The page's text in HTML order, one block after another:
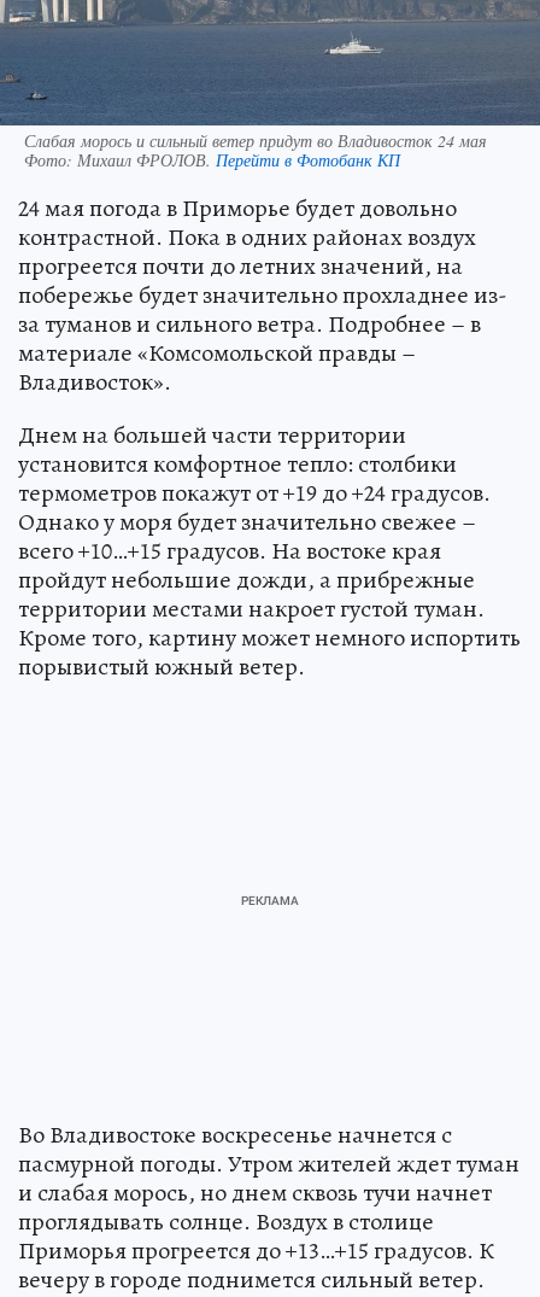
Слабая морось и сильный ветер придут во Владивосток 24 мая
Фото: Михаил ФРОЛОВ. Перейти в Фотобанк КП
24 мая погода в Приморье будет довольно
контрастной. Пока в одних районах воздух
прогреется почти до летних значений, на
побережье будет значительно прохладнее из-
за туманов и сильного ветра. Подробнее – в
материале «Комсомольской правды –
Владивосток».
Днем на большей части территории
установится комфортное тепло: столбики
термометров покажут от +19 до +24 градусов.
Однако у моря будет значительно свежее –
всего +10…+15 градусов. На востоке края
пройдут небольшие дожди, а прибрежные
территории местами накроет густой туман.
Кроме того, картину может немного испортить
порывистый южный ветер.
Во Владивостоке воскресенье начнется с
пасмурной погоды. Утром жителей ждет туман
и слабая морось, но днем сквозь тучи начнет
проглядывать солнце. Воздух в столице
Приморья прогреется до +13…+15 градусов. К
вечеру в городе поднимется сильный ветер.